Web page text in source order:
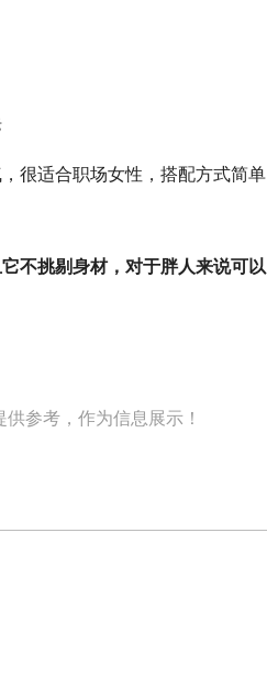
很适合职场女性，搭配方式简单
不挑剔身材，对于胖人来说可以
参考，作为信息展示！